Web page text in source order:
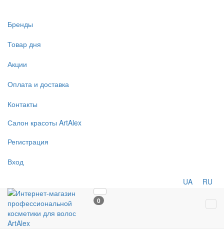
Бренды
Товар дня
Акции
Оплата и доставка
Контакты
Салон красоты ArtAlex
Регистрация
Вход
UA RU
0